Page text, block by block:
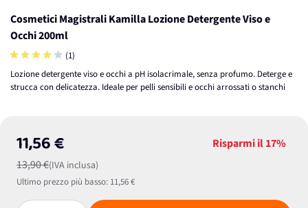
Cosmetici Magistrali Kamilla Lozione Detergente Viso e
Occhi 200ml
(1)
Lozione detergente viso e occhi a pH isolacrimale, senza profumo. Deterge e
strucca con delicatezza. Ideale per pelli sensibili e occhi arrossati o stanchi
11,56 €
13,90 €(IVA inclusa)
Risparmi il17%
Ultimo prezzo più basso: 11,56 €